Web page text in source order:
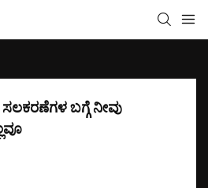
ಸಲಕರಣೆಗಳ ಬಗ್ಗೆ ನೀವು